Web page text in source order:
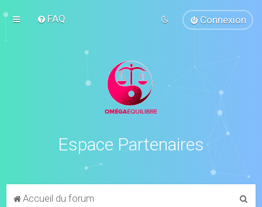
FAQ Connexion
Espace Partenaires
Accueil du forum